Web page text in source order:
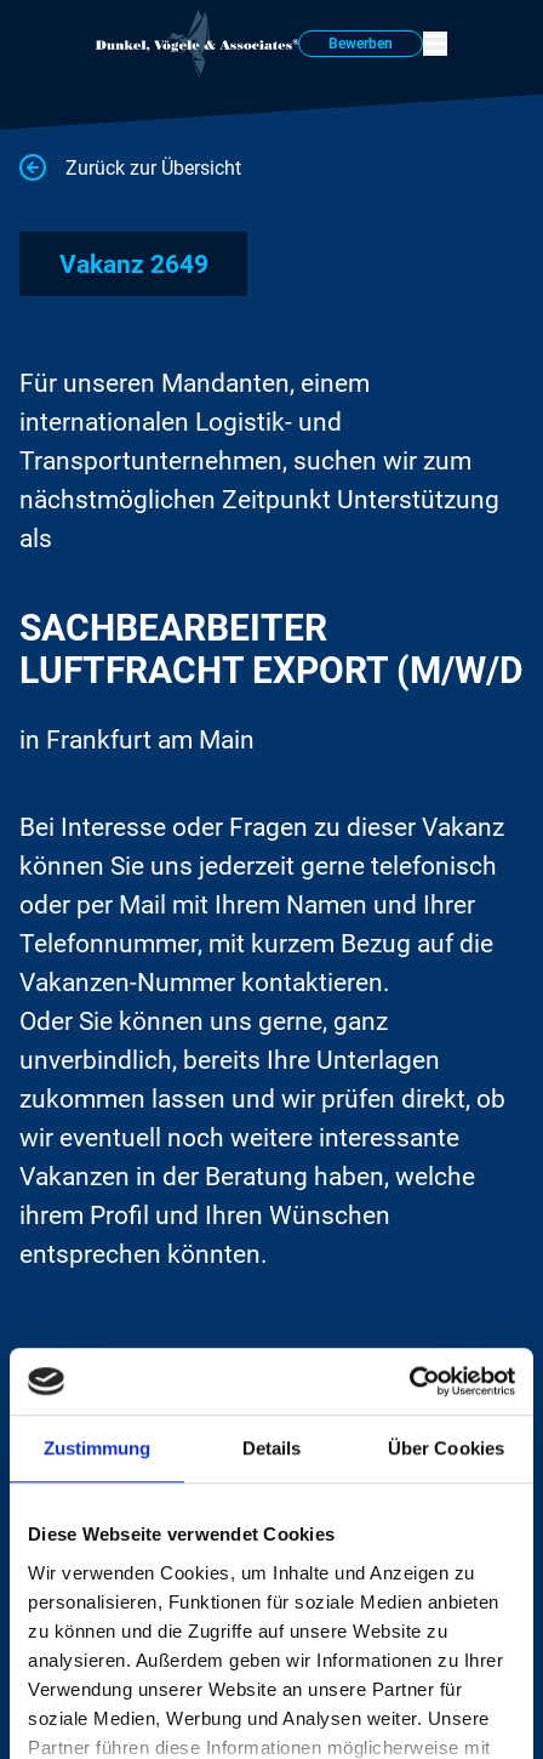
Zustimmung Details Über Cookies
Diese Webseite verwendet Cookies
Wir verwenden Cookies, um Inhalte und Anzeigen zu
personalisieren, Funktionen für soziale Medien anbieten
zu können und die Zugriffe auf unsere Website zu
analysieren. Außerdem geben wir Informationen zu Ihrer
Verwendung unserer Website an unsere Partner für
soziale Medien, Werbung und Analysen weiter. Unsere
Partner führen diese Informationen möglicherweise mit
Bewerben
Zurück zur Übersicht
Vakanz 2649
Für unseren Mandanten, einem
internationalen Logistik- und
Transportunternehmen, suchen wir zum
nächstmöglichen Zeitpunkt Unterstützung
als
SACHBEARBEITER
LUFTFRACHT EXPORT (M/W/D
in Frankfurt am Main
Bei Interesse oder Fragen zu dieser Vakanz
können Sie uns jederzeit gerne telefonisch
oder per Mail mit Ihrem Namen und Ihrer
Telefonnummer, mit kurzem Bezug auf die
Vakanzen-Nummer kontaktieren.
Oder Sie können uns gerne, ganz
unverbindlich, bereits Ihre Unterlagen
zukommen lassen und wir prüfen direkt, ob
wir eventuell noch weitere interessante
Vakanzen in der Beratung haben, welche
ihrem Profil und Ihren Wünschen
entsprechen könnten.
Haben Sie Interesse oder noch Fragen zu
dieser Vakanz? Kontaktieren Sie uns
jederzeit gerne direkt.
Jetzt online bewerben
Anzeige mit Freunden teilen